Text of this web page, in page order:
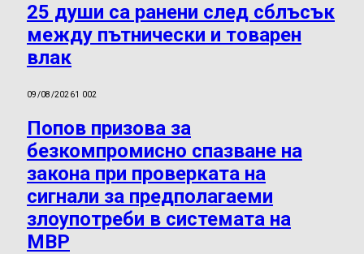
25 души са ранени след сблъсък
между пътнически и товарен
влак
09/08/20261 002
Попов призова за
безкомпромисно спазване на
закона при проверката на
сигнали за предполагаеми
злоупотреби в системата на
МВР